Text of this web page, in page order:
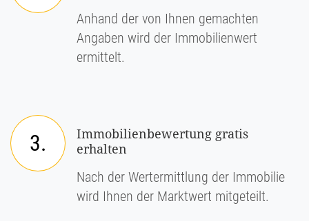
Anhand der von Ihnen gemachten
Angaben wird der Immobilienwert
ermittelt.
3.
Immobilienbewertung gratis
erhalten
Nach der Wertermittlung der Immobilie
wird Ihnen der Marktwert mitgeteilt.